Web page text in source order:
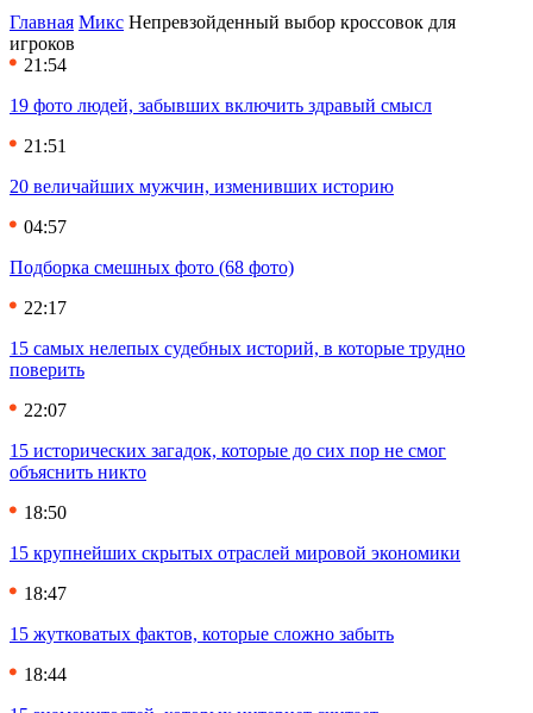
Главная Микс Непревзойденный выбор кроссовок для
игроков
21:54
19 фото людей, забывших включить здравый смысл
21:51
20 величайших мужчин, изменивших историю
04:57
Подборка смешных фото (68 фото)
22:17
15 самых нелепых судебных историй, в которые трудно
поверить
22:07
15 исторических загадок, которые до сих пор не смог
объяснить никто
18:50
15 крупнейших скрытых отраслей мировой экономики
18:47
15 жутковатых фактов, которые сложно забыть
18:44